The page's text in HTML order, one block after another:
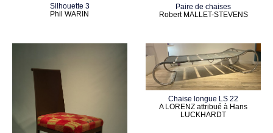
Silhouette 3
Phil WARIN
Paire de chaises
Robert MALLET-STEVENS
Chaise longue LS 22
A LORENZ attribué à Hans
LUCKHARDT